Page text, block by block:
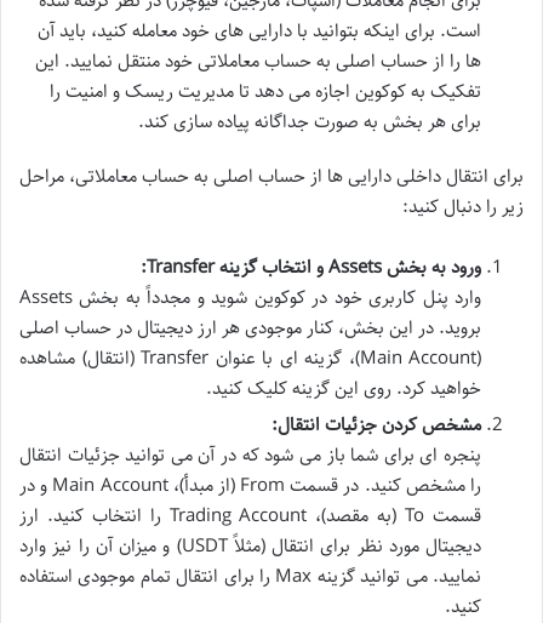
است. برای اینکه بتوانید با دارایی های خود معامله کنید، باید آن
ها را از حساب اصلی به حساب معاملاتی خود منتقل نمایید. این
تفکیک به کوکوین اجازه می دهد تا مدیریت ریسک و امنیت را
برای هر بخش به صورت جداگانه پیاده سازی کند.
برای انتقال داخلی دارایی ها از حساب اصلی به حساب معاملاتی، مراحل
زیر را دنبال کنید:
ورود به بخش Assets و انتخاب گزینه Transfer:
وارد پنل کاربری خود در کوکوین شوید و مجدداً به بخش Assets
بروید. در این بخش، کنار موجودی هر ارز دیجیتال در حساب اصلی
(Main Account)، گزینه ای با عنوان Transfer (انتقال) مشاهده
خواهید کرد. روی این گزینه کلیک کنید.
مشخص کردن جزئیات انتقال:
پنجره ای برای شما باز می شود که در آن می توانید جزئیات انتقال
را مشخص کنید. در قسمت From (از مبدأ)، Main Account و در
قسمت To (به مقصد)، Trading Account را انتخاب کنید. ارز
دیجیتال مورد نظر برای انتقال (مثلاً USDT) و میزان آن را نیز وارد
نمایید. می توانید گزینه Max را برای انتقال تمام موجودی استفاده
کنید.